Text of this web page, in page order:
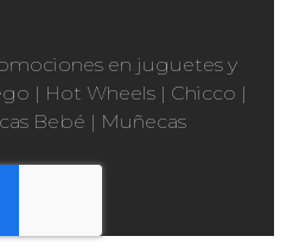
en juguetes y
| Hot Wheels | Chicco |
Bebé | Muñecas